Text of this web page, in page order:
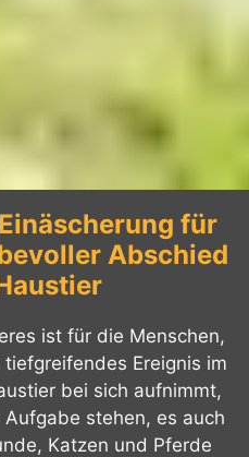
für
Abschied
ist für die Menschen,
Ereignis im
bei sich aufnimmt,
stehen, es auch
Katzen und Pferde